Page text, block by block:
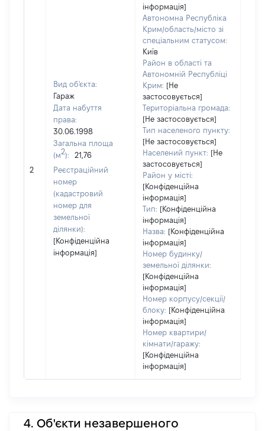
2
Вид об'єкта:
Гараж
Дата набуття
права:
30.06.1998
Загальна площа
(м2):
21,76
Реєстраційний
номер
(кадастровий
номер для
земельної
ділянки):
[Конфіденційна
інформація]
інформація]
Автономна Республіка
Крим/область/місто зі
спеціальним статусом:
Київ
Район в області та
Автономній Республіці
Крим: [Не
застосовується]
Територіальна громада:
[Не застосовується]
Тип населеного пункту:
[Не застосовується]
Населений пункт: [Не
застосовується]
Район у місті:
[Конфіденційна
інформація]
Тип: [Конфіденційна
інформація]
Назва: [Конфіденційна
інформація]
Номер будинку/
земельної ділянки:
[Конфіденційна
інформація]
Номер корпусу/секції/
блоку: [Конфіденційна
інформація]
Номер квартири/
кімнати/гаражу:
[Конфіденційна
інформація]
4. Об'єкти незавершеного